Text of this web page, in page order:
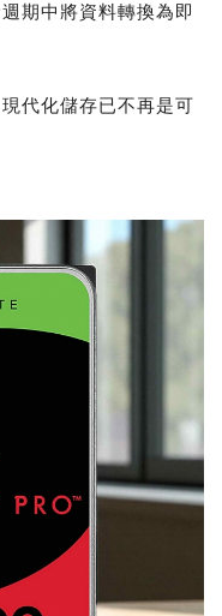
期中將資料轉換為即
代化儲存已不再是可